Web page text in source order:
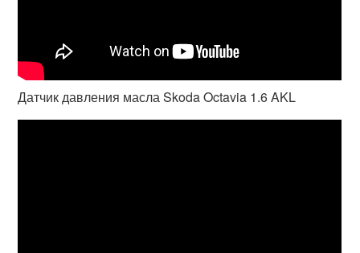
Датчик давления масла Skoda Octavia 1.6 AKL